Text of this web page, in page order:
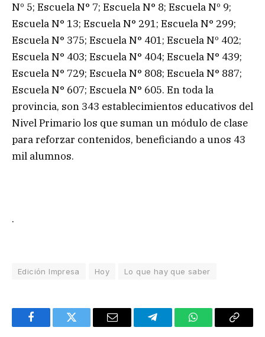
Nº 5; Escuela N° 7; Escuela N° 8; Escuela Nº 9;
Escuela N° 13; Escuela N° 291; Escuela N° 299;
Escuela N° 375; Escuela N° 401; Escuela Nº 402;
Escuela N° 403; Escuela N° 404; Escuela N° 439;
Escuela N° 729; Escuela N° 808; Escuela N° 887;
Escuela N° 607; Escuela N° 605. En toda la
provincia, son 343 establecimientos educativos del
Nivel Primario los que suman un módulo de clase
para reforzar contenidos, beneficiando a unos 43
mil alumnos.
.
Edición Impresa Hoy Lo que hay que saber
FacebookTwitter Email TelegramWhatsAppCopy